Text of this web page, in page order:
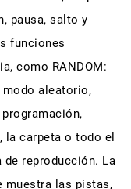
pausa, salto y
funciones
como RANDOM:
aleatorio,
la carpeta o todo el
de reproducción. La
muestra las pistas,